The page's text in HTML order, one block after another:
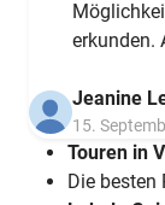
erkunden.
Jeanine
15.
Touren in
Die besten